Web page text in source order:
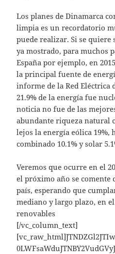
Los planes de Dinamarca
limpia es un recordatorio
puede realizar. Si se quiere
ya mostrado, para muchos
España por ejemplo, en
la principal fuente de
informe de la Red Eléctrica
21.9% de la energía fue
noticia no fue de las
abundante riqueza natural
lejos la energía eólica 19%,
combinado 10.1% y solar
Veremos que ocurre en el
el próximo año se comente
país, esperando que
mediano y largo plazo, en
renovables
[/vc_column_text]